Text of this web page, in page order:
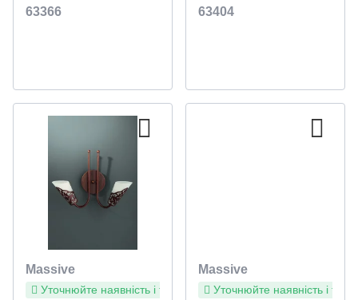
63366 63404
Massive
Уточнюйте наявність і терміни
Massive
Уточнюйте наявність і